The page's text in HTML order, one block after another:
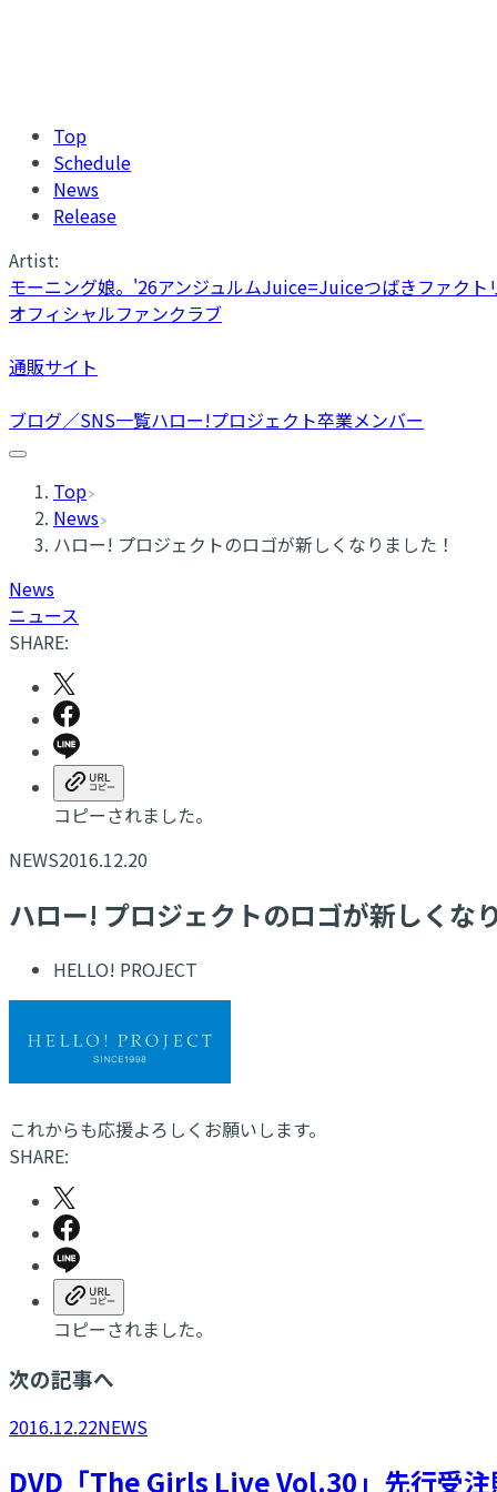
Top
Schedule
News
Release
Artist:
モーニング娘。'26アンジュルムJuice=Juiceつばきファクト
オフィシャルファンクラブ
通販サイト
ブログ／SNS一覧ハロー!プロジェクト卒業メンバー
Top
News
ハロー! プロジェクトのロゴが新しくなりました！
News
ニュース
SHARE:
コピーされました。
NEWS2016.12.20
ハロー! プロジェクトのロゴが新しくな
HELLO! PROJECT
これからも応援よろしくお願いします。
SHARE:
コピーされました。
次の記事へ
2016.12.22NEWS
DVD「The Girls Live Vol.30」先行受注